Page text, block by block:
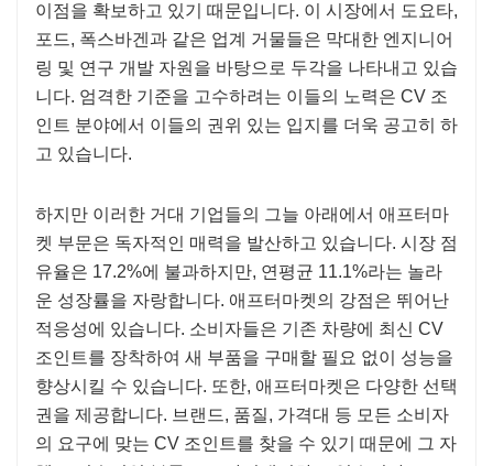
이점을 확보하고 있기 때문입니다. 이 시장에서 도요타,
포드, 폭스바겐과 같은 업계 거물들은 막대한 엔지니어
링 및 연구 개발 자원을 바탕으로 두각을 나타내고 있습
니다. 엄격한 기준을 고수하려는 이들의 노력은 CV 조
인트 분야에서 이들의 권위 있는 입지를 더욱 공고히 하
고 있습니다.
하지만 이러한 거대 기업들의 그늘 아래에서 애프터마
켓 부문은 독자적인 매력을 발산하고 있습니다. 시장 점
유율은 17.2%에 불과하지만, 연평균 11.1%라는 놀라
운 성장률을 자랑합니다. 애프터마켓의 강점은 뛰어난
적응성에 있습니다. 소비자들은 기존 차량에 최신 CV
조인트를 장착하여 새 부품을 구매할 필요 없이 성능을
향상시킬 수 있습니다. 또한, 애프터마켓은 다양한 선택
권을 제공합니다. 브랜드, 품질, 가격대 등 모든 소비자
의 요구에 맞는 CV 조인트를 찾을 수 있기 때문에 그 자